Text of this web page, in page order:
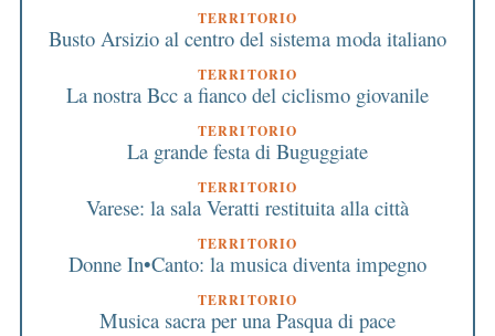
TERRITORIO
Busto Arsizio al centro del sistema moda italiano
TERRITORIO
La nostra Bcc a fianco del ciclismo giovanile
TERRITORIO
La grande festa di Buguggiate
TERRITORIO
Varese: la sala Veratti restituita alla città
TERRITORIO
Donne In•Canto: la musica diventa impegno
TERRITORIO
Musica sacra per una Pasqua di pace